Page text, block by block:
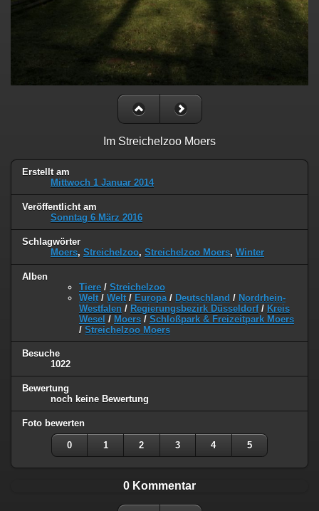
Im Streichelzoo Moers
Erstellt am
Mittwoch 1 Januar 2014
Veröffentlicht am
Sonntag 6 März 2016
Schlagwörter
Moers, Streichelzoo, Streichelzoo Moers, Winter
Alben
Tiere / Streichelzoo
Welt / Welt / Europa / Deutschland / Nordrhein-
Westfalen / Regierungsbezirk Düsseldorf/ Kreis
Wesel / Moers / Schloßpark & Freizeitpark Moers
/ Streichelzoo Moers
Besuche
1022
Bewertung
noch keine Bewertung
Foto bewerten
0 1 2 3 4 5
0 Kommentar